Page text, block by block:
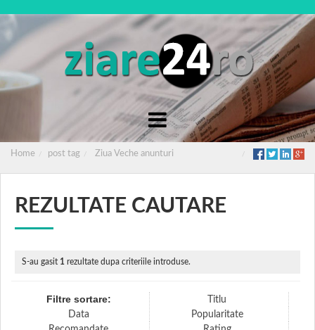
Home post tag Ziua Veche anunturi
REZULTATE CAUTARE
S-au gasit 1 rezultate dupa criteriile introduse.
Filtre sortare:
Titlu
Data
Popularitate